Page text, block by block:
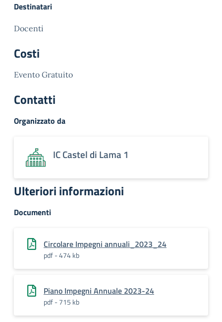
Destinatari
Docenti
Costi
Evento Gratuito
Contatti
Organizzato da
IC Castel di Lama 1
Ulteriori informazioni
Documenti
Circolare Impegni annuali_2023_24
pdf - 474 kb
Piano Impegni Annuale 2023-24
pdf - 715 kb